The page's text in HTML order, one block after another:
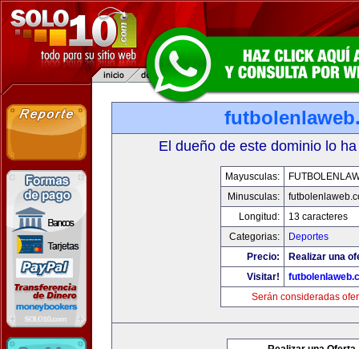
El dueño de este dominio lo
Mayusculas:
Minusculas:
Longitud:
13 caracteres
Categorias:
Deportes
Precio:
Realizar una
Visitar!
Serán consideradas